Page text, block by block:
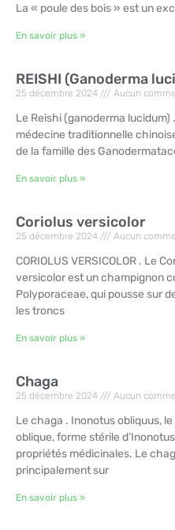
La « poule des bois » est un
En savoir plus »
REISHI (Ganoderma
25 décembre 2024 Aucun
Le Reishi (ganoderma lucidum)
médecine traditionnelle
de la famille des
En savoir plus »
Coriolus versicolor
25 décembre 2024 Aucun
CORIOLUS VERSICOLOR . Le
versicolor est un champignon
Polyporaceae, qui pousse sur
les troncs
En savoir plus »
Chaga
25 décembre 2024 Aucun
Le chaga . Inonotus obliquus,
oblique, forme stérile
propriétés médicinales. Le
principalement sur
En savoir plus »